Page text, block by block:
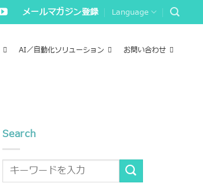
メールマガジン登録 Language
AI／自動化ソリューション お問い合わせ
Search